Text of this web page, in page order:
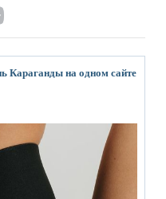
Караганды на одном сайте